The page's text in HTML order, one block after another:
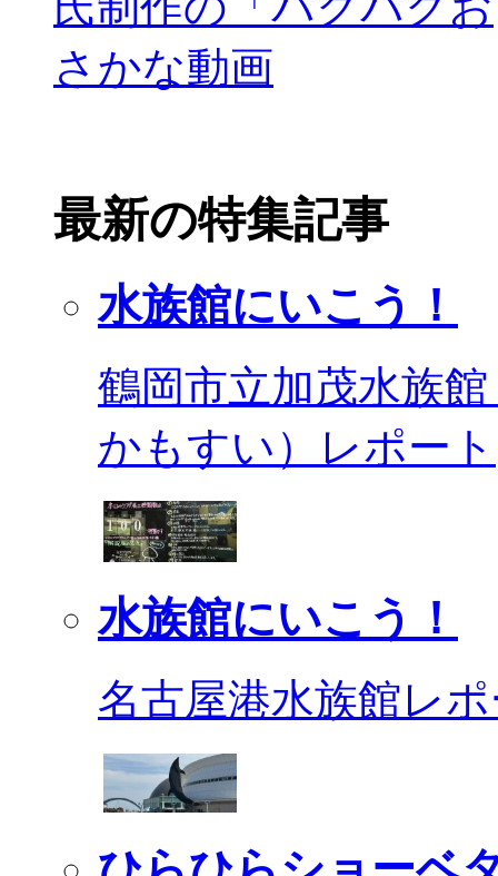
最新の特集記事
水族館にいこう！
鶴岡市立加茂水族
かもすい）レポート
水族館にいこう！
名古屋港水族館レ